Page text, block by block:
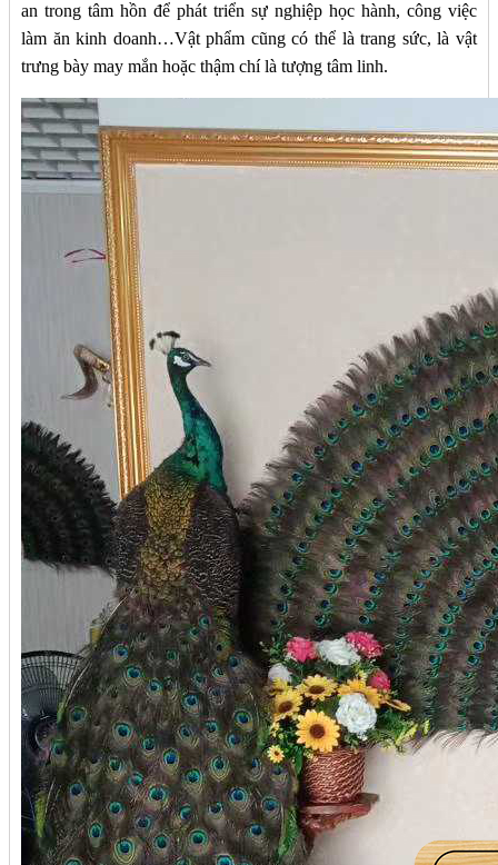
an trong tâm hồn để phát triển sự nghiệp học hành, công việc
làm ăn kinh doanh…Vật phẩm cũng có thể là trang sức, là vật
trưng bày may mắn hoặc thậm chí là tượng tâm linh.